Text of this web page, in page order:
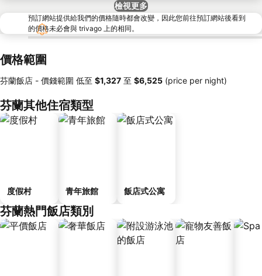
檢視更多
預訂網站提供給我們的價格隨時都會改變，因此您前往預訂網站後看到
的價格未必會與 trivago 上的相同。
價格範圍
芬蘭飯店 - 價錢範圍 低至 ‎$1,327 至 ‎$6,525 (price per night)
芬蘭其他住宿類型
度假村 青年旅館 飯店式公寓
芬蘭熱門飯店類別